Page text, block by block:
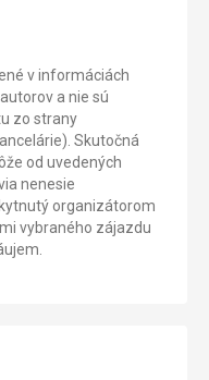
v informáciách
a nie sú
zo strany
Skutočná
od uvedených
nenesie
organizátorom
vybraného zájazdu